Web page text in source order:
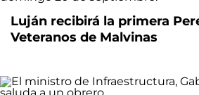
Luján recibirá la primera
Veteranos de Malvinas